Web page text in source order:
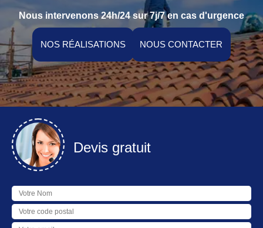
Nous intervenons 24h/24 sur 7j/7 en cas d'urgence
NOS RÉALISATIONS NOUS CONTACTER
Devis gratuit